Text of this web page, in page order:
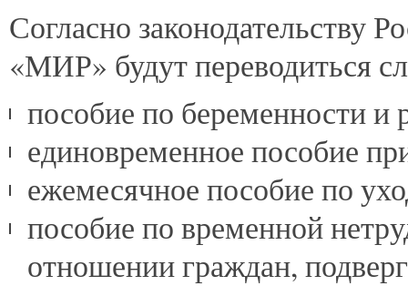
Согласно законодательству
«МИР» будут переводиться
пособие по беременности и
единовременное пособие
ежемесячное пособие по
пособие по временной
отношении граждан,